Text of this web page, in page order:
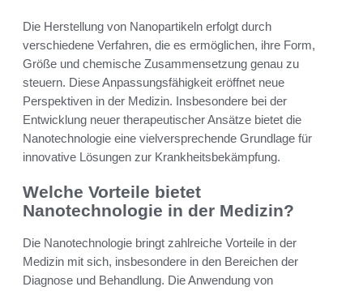
Die Herstellung von Nanopartikeln erfolgt durch
verschiedene Verfahren, die es ermöglichen, ihre Form,
Größe und chemische Zusammensetzung genau zu
steuern. Diese Anpassungsfähigkeit eröffnet neue
Perspektiven in der Medizin. Insbesondere bei der
Entwicklung neuer therapeutischer Ansätze bietet die
Nanotechnologie eine vielversprechende Grundlage für
innovative Lösungen zur Krankheitsbekämpfung.
Welche Vorteile bietet
Nanotechnologie in der Medizin?
Die Nanotechnologie bringt zahlreiche Vorteile in der
Medizin mit sich, insbesondere in den Bereichen der
Diagnose und Behandlung. Die Anwendung von